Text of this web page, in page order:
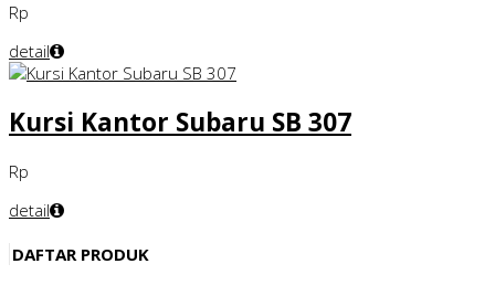
Rp
detail
Kursi Kantor Subaru SB 307
Rp
detail
DAFTAR PRODUK